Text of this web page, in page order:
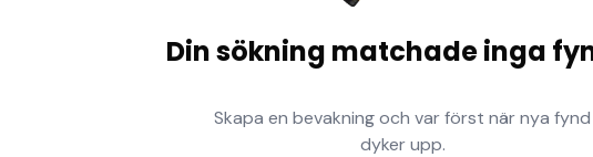
Din sökning matchade inga
Skapa en bevakning och var först när nya fynd
dyker upp.